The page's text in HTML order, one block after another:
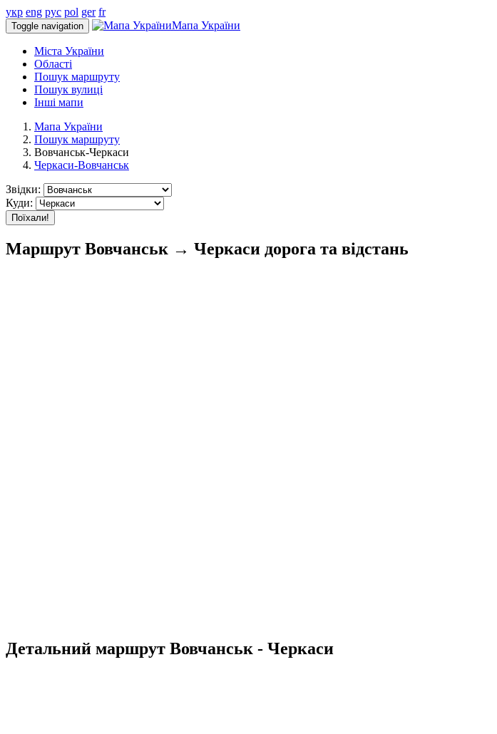
укр eng рус pol ger fr
Toggle navigation Мапа України
Міста України
Області
Пошук маршруту
Пошук вулиці
Інші мапи
Мапа України
Пошук маршруту
Вовчанськ-Черкаси
Черкаси-Вовчанськ
Звідки:
Куди:
Поїхали!
Маршрут Вовчанськ → Черкаси дорога та відстань
Детальний маршрут Вовчанськ - Черкаси